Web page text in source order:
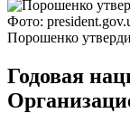
Фото:
Порошенко
Годовая